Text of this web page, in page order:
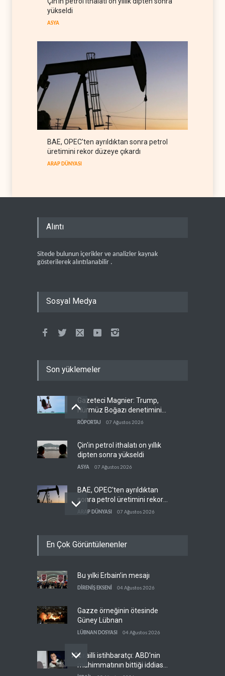
etti
yükseldi
ASYA
BAE, OPEC'ten ayrıldıktan sonra petrol
üretimini rekor düzeye çıkardı
ARAP DÜNYASI
Alıntı
Sitede bulunun içerikler ve analizler kaynak
gösterilerek alıntılanabilir .
Sosyal Medya
Son yüklemeler
Gazeteci Magnier: Trump,
Hürmüz Boğazı denetimini
doğrudan İran ve Umman'a
RÖPORTAJ 07 Ağustos 2026
Çin'in petrol ithalatı on yıllık
dipten sonra yükseldi
ASYA 07 Ağustos 2026
BAE, OPEC'ten ayrıldıktan
sonra petrol üretimini rekor
düzeye çıkardı
ARAP DÜNYASI 07 Ağustos 2026
anlaşması, İran’ın savaşı
Yemen’den dengeleri
değiştirecek yeni askeri
En Çok Görüntülenenler
Bu yılki Erbain’in mesajı
DİRENİŞ EKSENİ 04 Ağustos 2026
Gazze örneğinin ötesinde
Güney Lübnan
LÜBNAN DOSYASI 04 Ağustos 2026
İsrailli istihbaratçı: ABD'nin
mühimmatının bittiği iddiası